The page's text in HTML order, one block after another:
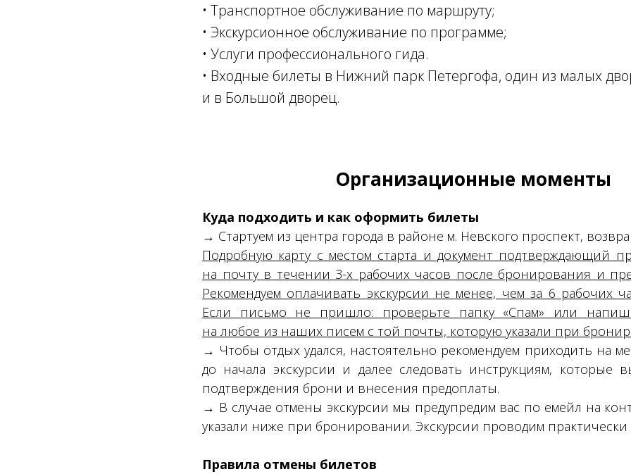
• Транспортное обслуживание по маршруту;
• Экскурсионное обслуживание по программе;
• Услуги профессионального гида.
• Входные билеты в Нижний парк Петергофа, один из малых
и в Большой дворец.
Организационные моменты
Куда подходить и как оформить билеты
→ Стартуем из центра города в районе м. Невского проспект,
Подробную карту с местом старта и документ подтверждающий
на почту в течении 3-х рабочих часов после бронирования и
Рекомендуем оплачивать экскурсии не менее, чем за 6 рабочих
Если письмо не пришло: проверьте папку «Спам» или
на любое из наших писем с той почты, которую указали при
→ Чтобы отдых удался, настоятельно рекомендуем приходить на
до начала экскурсии и далее следовать инструкциям, которые
подтверждения брони и внесения предоплаты.
→ В случае отмены экскурсии мы предупредим вас по емейл на
указали ниже при бронировании. Экскурсии проводим
Правила отмены билетов